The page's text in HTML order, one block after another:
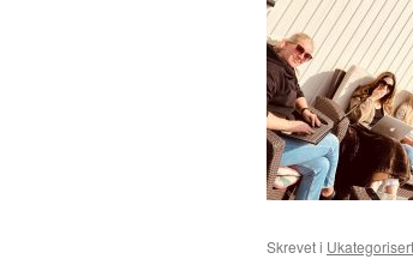
Skrevet i Ukategorisert